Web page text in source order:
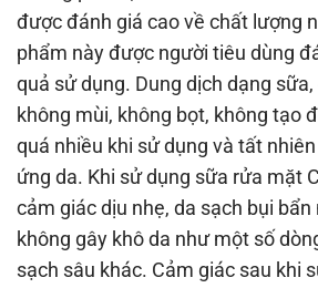
được đánh giá cao về chất lượng
phẩm này được người tiêu dùng
quả sử dụng. Dung dịch dạng
không mùi, không bọt, không tạo
quá nhiều khi sử dụng và tất
ứng da. Khi sử dụng sữa rửa mặt
cảm giác dịu nhẹ, da sạch bụi
không gây khô da như một số
sạch sâu khác. Cảm giác sau khi